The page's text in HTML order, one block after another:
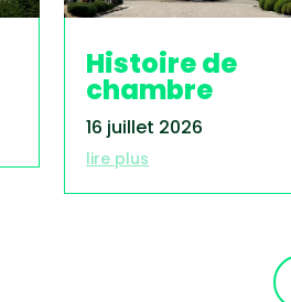
Histoire de
chambre
16 juillet 2026
lire plus